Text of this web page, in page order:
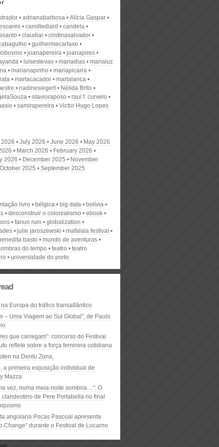
adrianabarbosa
Alícia Gaspar
camillediard
candela
claudiar
cristinasalvador
guilhermecartaxo
joanapereira
joanapires
luisestevao mariadias
marialuz
marianapinho
mariapicarra
martacacador
martalanca
nadinesiegert
Nélida Brito
otavioraposo
raul f. curvelo
samirapereira Victor Hugo Lopes
July 2026 June 2026
May 2026
March 2026
February 2026
2026
December 2025
November
October 2025
September 2025
livro bélgica big data
bolívia
desconstruir o colonialismo
ebook
fanun ruin
globalization
julie jaroszewski
mafalala festival
basto
mundo de aventuras
do tempo
teatro
teatro
universidade do porto
Europa do tráfico transatlântico
– Uma Viagem ao Sul Global", de Paulo
que carregam”: concurso do Festival
reflete sobre a força feminina cotidiana
na Dentu Zona,
a primeira exposição individual de
Mazza
vez, numa meia-noite sombria…”: O
clandestino de Pere Portabella no final
angolana Pocas Pascoal apresenta
Change" durante o Festival de Locarno